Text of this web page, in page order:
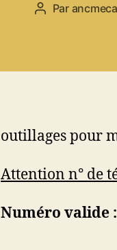
Auteur
Par
outillages pour
Attention n° de
Numéro valide :